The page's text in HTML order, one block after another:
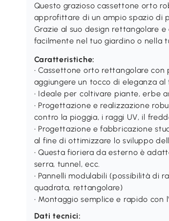
Questo grazioso cassettone orto
approfittare di un ampio spazio di
Grazie al suo design rettangolare
facilmente nel tuo giardino o nella
Caratteristiche:
• Cassettone orto rettangolare
aggiungere un tocco di eleganza
• Ideale per coltivare piante, erbe
• Progettazione e realizzazione
contro la pioggia, i raggi UV, il
• Progettazione e fabbricazione
al fine di ottimizzare lo sviluppo
• Questa fioriera da esterno è
serra, tunnel, ecc.
• Pannelli modulabili (possibilità di
quadrata, rettangolare)
• Montaggio semplice e rapido
Dati tecnici: